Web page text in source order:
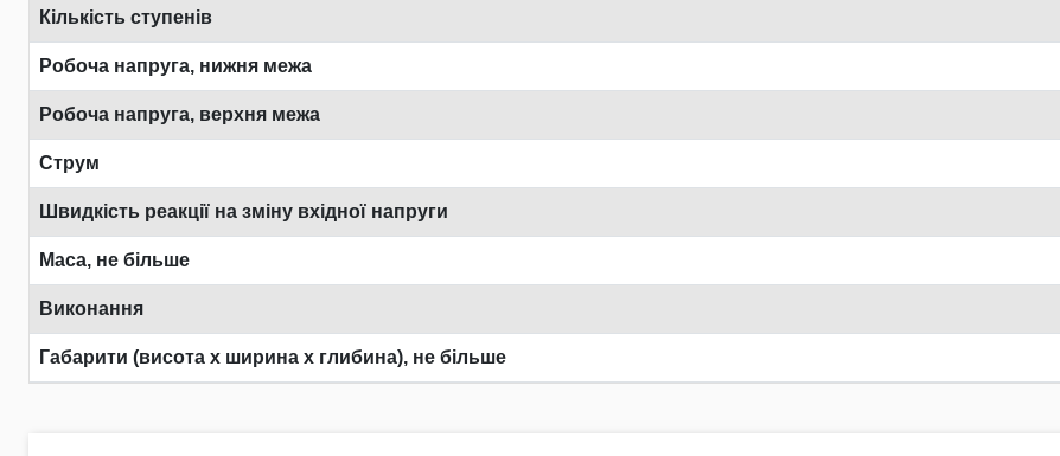
Кількість ступенів
Робоча напруга, нижня межа
Робоча напруга, верхня межа
Струм
Швидкість реакції на зміну вхідної напруги
Маса, не більше
Виконання
Габарити (висота х ширина х глибина), не більше